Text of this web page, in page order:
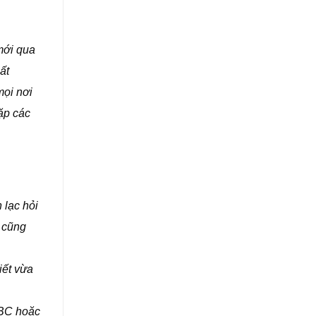
qua
nơi
các
lạc hỏi
vừa
hoặc